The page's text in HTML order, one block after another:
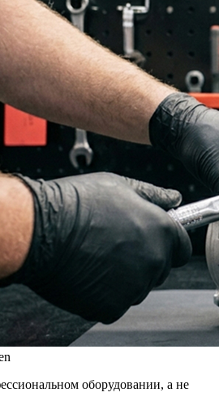
оборудовании, а не